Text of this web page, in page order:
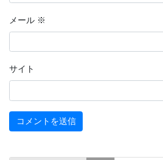
メール ※
サイト